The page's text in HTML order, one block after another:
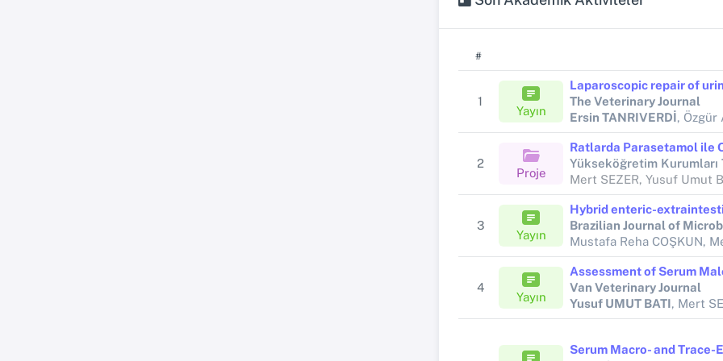
#
1
Yayın
The Veterinary Journal
Ersin TANRIVERDİ, Özgür
2
Proje
3
Yayın
Brazilian Journal of
4
Yayın
Van Veterinary Journal
Yusuf UMUT BATI, Mert SEZER, Mustafa